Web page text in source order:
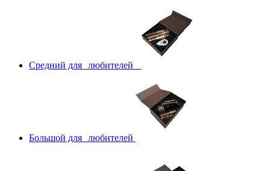
Средний для любителей
Большой для любителей